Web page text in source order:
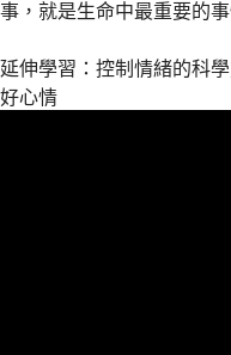
事，就是生命中最重要的事
延伸學習：控制情緒的科
好心情